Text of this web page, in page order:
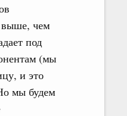
выше, чем
под
(мы
и это
мы будем